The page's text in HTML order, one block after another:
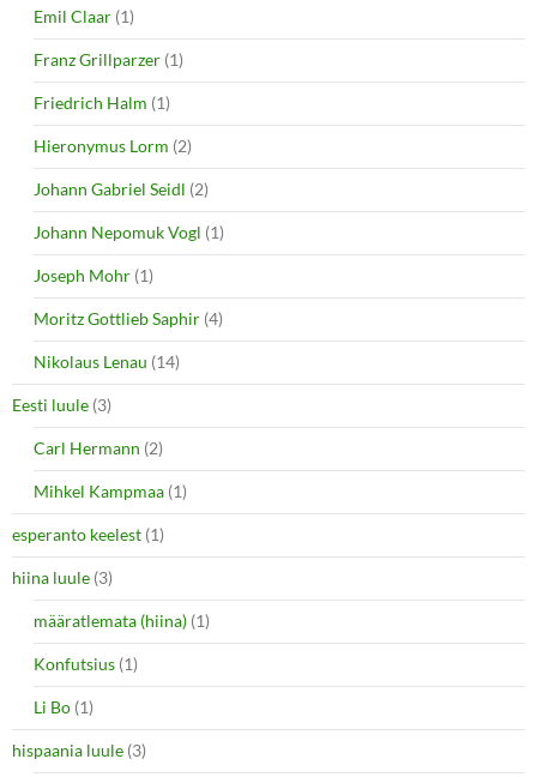
Emil Claar (1)
Franz Grillparzer (1)
Friedrich Halm (1)
Hieronymus Lorm (2)
Johann Gabriel Seidl (2)
Johann Nepomuk Vogl (1)
Joseph Mohr (1)
Moritz Gottlieb Saphir (4)
Nikolaus Lenau (14)
Eesti luule (3)
Carl Hermann (2)
Mihkel Kampmaa (1)
esperanto keelest (1)
hiina luule (3)
määratlemata (hiina) (1)
Konfutsius (1)
Li Bo (1)
hispaania luule (3)